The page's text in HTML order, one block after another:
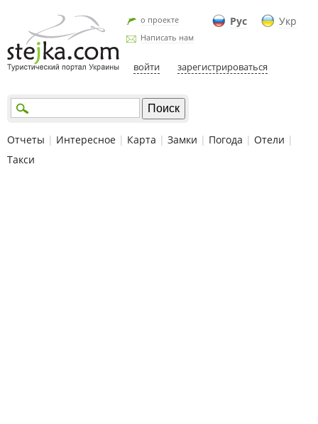
Рус Укр
о проекте
Написать нам
войти зарегистрироваться
Отчеты | Интересное | Карта | Замки | Погода | Отели |
Такси